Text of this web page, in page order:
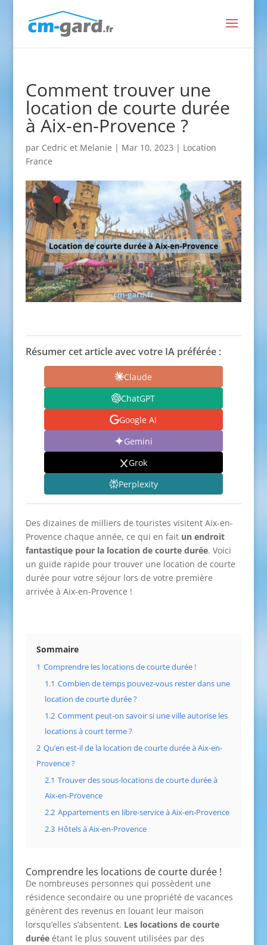
Comment trouver une
location de courte durée
à Aix-en-Provence ?
par Cedric et Melanie | Mar 10, 2023 | Location
France
Résumer cet article avec votre IA préférée :
Claude
ChatGPT
Google AI
Gemini
Grok
Perplexity
Des dizaines de milliers de touristes visitent Aix-en-
Provence chaque année, ce qui en fait un endroit
fantastique pour la location de courte durée. Voici
un guide rapide pour trouver une location de courte
durée pour votre séjour lors de votre première
arrivée à Aix-en-Provence !
Sommaire
1 Comprendre les locations de courte durée !
1.1 Combien de temps pouvez-vous rester dans une
location de courte durée ?
1.2 Comment peut-on savoir si une ville autorise les
locations à court terme ?
2 Qu’en est-il de la location de courte durée à Aix-en-
Provence ?
2.1 Trouver des sous-locations de courte durée à
Aix-en-Provence
2.2 Appartements en libre-service à Aix-en-Provence
2.3 Hôtels à Aix-en-Provence
Comprendre les locations de courte durée !
De nombreuses personnes qui possèdent une
résidence secondaire ou une propriété de vacances
génèrent des revenus en louant leur maison
lorsqu’elles s’absentent. Les locations de courte
duréeétant le plus souvent utilisées par des